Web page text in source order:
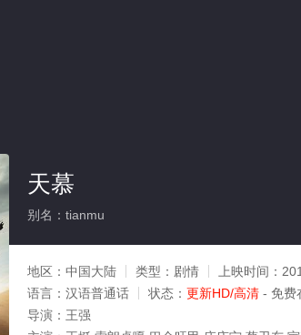
天慕
别名：tianmu
地区： 中国大陆 类型： 剧情 上映时间：
语言： 汉语普通话 状态： 更新HD/高清 - 免费
导演： 王强